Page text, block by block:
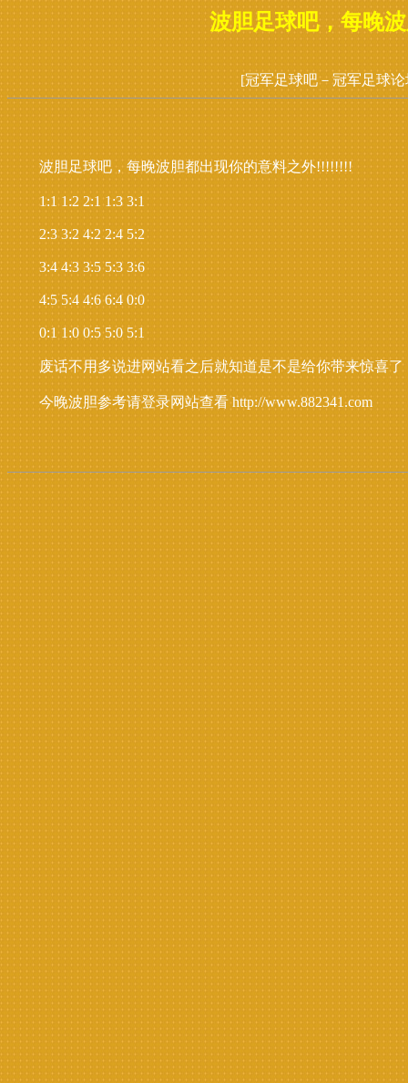
波胆足球吧，每晚
[冠军足球吧－冠军足球
波胆足球吧，每晚波胆都出现你的意料之外!!!!!!!!
1:1 1:2 2:1 1:3 3:1
2:3 3:2 4:2 2:4 5:2
3:4 4:3 3:5 5:3 3:6
4:5 5:4 4:6 6:4 0:0
0:1 1:0 0:5 5:0 5:1
废话不用多说进网站看之后就知道是不是给你带来惊喜了
今晚波胆参考请登录网站查看 http://www.882341.com